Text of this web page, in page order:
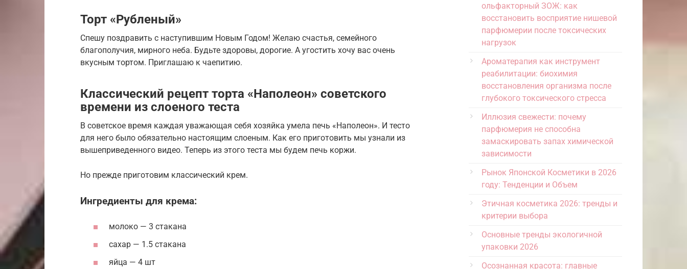
Торт «Рубленый»
Спешу поздравить с наступившим Новым Годом! Желаю счастья, семейного
благополучия, мирного неба. Будьте здоровы, дорогие. А угостить хочу вас очень
вкусным тортом. Приглашаю к чаепитию.
Классический рецепт торта «Наполеон» советского
времени из слоеного теста
В советское время каждая уважающая себя хозяйка умела печь «Наполеон». И тесто
для него было обязательно настоящим слоеным. Как его приготовить мы узнали из
вышеприведенного видео. Теперь из этого теста мы будем печь коржи.
Но прежде приготовим классический крем.
Ингредиенты для крема:
молоко — 3 стакана
сахар — 1.5 стакана
яйца — 4 шт
ольфакторный ЗОЖ: как
восстановить восприятие нишевой
парфюмерии после токсических
нагрузок
Ароматерапия как инструмент
реабилитации: биохимия
восстановления организма после
глубокого токсического стресса
Иллюзия свежести: почему
парфюмерия не способна
замаскировать запах химической
зависимости
Рынок Японской Косметики в 2026
году: Тенденции и Объем
Этичная косметика 2026: тренды и
критерии выбора
Основные тренды экологичной
упаковки 2026
Осознанная красота: главные